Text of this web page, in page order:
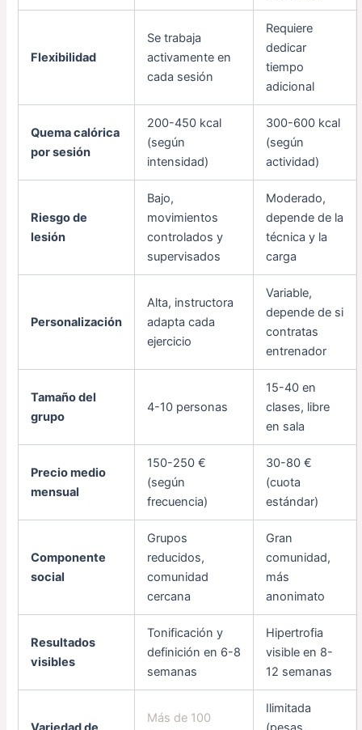
Flexibilidad
Se trabaja
activamente en
cada sesión
Requiere
dedicar
tiempo
adicional
Quema calórica
por sesión
200-450 kcal
(según
intensidad)
300-600 kcal
(según
actividad)
Riesgo de
lesión
Bajo,
movimientos
controlados y
supervisados
Moderado,
depende de la
técnica y la
carga
Personalización
Alta, instructora
adapta cada
ejercicio
Variable,
depende de si
contratas
entrenador
Tamaño del
grupo
4-10 personas
15-40 en
clases, libre
en sala
Precio medio
mensual
150-250 €
(según
frecuencia)
30-80 €
(cuota
estándar)
Componente
social
Grupos
reducidos,
comunidad
cercana
Gran
comunidad,
más
anonimato
Resultados
visibles
Tonificación y
definición en 6-8
semanas
Hipertrofia
visible en 8-
12 semanas
Más de 100
Ilimitada